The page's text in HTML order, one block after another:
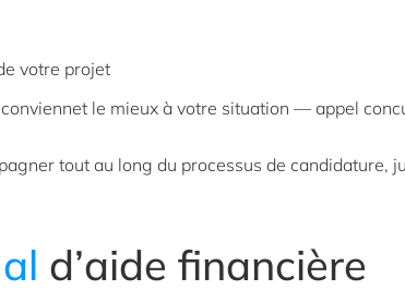
votre projet
le mieux à votre situation — appel
tout au long du processus de candidature,
d’aide financière